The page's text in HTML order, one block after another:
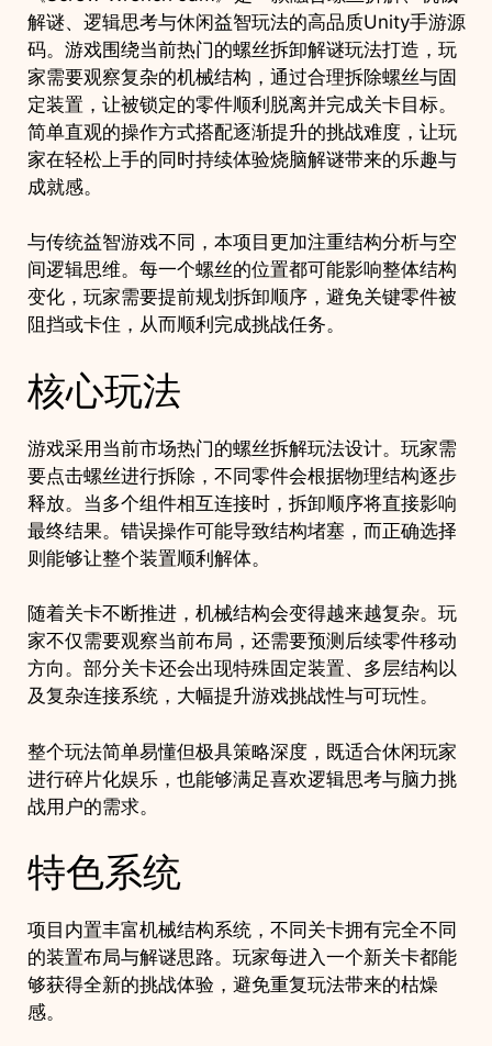
持
安
卓
iOS
quantity
解谜、逻辑思考与休闲益智玩法的高品质Unity手游源
码。游戏围绕当前热门的螺丝拆卸解谜玩法打造，玩
家需要观察复杂的机械结构，通过合理拆除螺丝与固
定装置，让被锁定的零件顺利脱离并完成关卡目标。
简单直观的操作方式搭配逐渐提升的挑战难度，让玩
家在轻松上手的同时持续体验烧脑解谜带来的乐趣与
成就感。
与传统益智游戏不同，本项目更加注重结构分析与空
间逻辑思维。每一个螺丝的位置都可能影响整体结构
变化，玩家需要提前规划拆卸顺序，避免关键零件被
阻挡或卡住，从而顺利完成挑战任务。
核心玩法
游戏采用当前市场热门的螺丝拆解玩法设计。玩家需
要点击螺丝进行拆除，不同零件会根据物理结构逐步
释放。当多个组件相互连接时，拆卸顺序将直接影响
最终结果。错误操作可能导致结构堵塞，而正确选择
则能够让整个装置顺利解体。
随着关卡不断推进，机械结构会变得越来越复杂。玩
家不仅需要观察当前布局，还需要预测后续零件移动
方向。部分关卡还会出现特殊固定装置、多层结构以
及复杂连接系统，大幅提升游戏挑战性与可玩性。
整个玩法简单易懂但极具策略深度，既适合休闲玩家
进行碎片化娱乐，也能够满足喜欢逻辑思考与脑力挑
战用户的需求。
特色系统
项目内置丰富机械结构系统，不同关卡拥有完全不同
的装置布局与解谜思路。玩家每进入一个新关卡都能
够获得全新的挑战体验，避免重复玩法带来的枯燥
感。